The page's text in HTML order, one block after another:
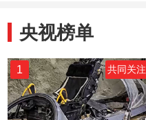
央视榜单
1 共同关注